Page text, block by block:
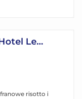
Le
risotto i